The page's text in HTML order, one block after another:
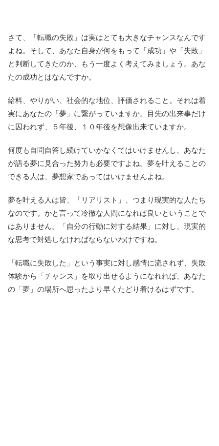
さて、「転職の失敗」は実はとても大きなチャンスなんです
よね。そして、あなた自身が何をもって「成功」や「失敗」
と判断してきたのか、もう一度よく考えてみましょう。あな
たの成功とはなんですか。
給料、やりがい、社会的な地位、評価されること。それは着
実にあなたの「夢」に繋がっていますか。目先の出来事だけ
に囚われず、５年後、１０年後を想像出来ていますか。
何度も自問自答し続けていかなくてはいけませんし、あなた
が語る夢に見合った努力も必要ですよね。夢を叶えることの
できる人は、夢想家であってはいけませんよね。
夢を叶える人は皆、「リアリスト」、つまり現実的な人たち
なのです。かと言って冷徹な人間になれば良いということで
はありません。「自分の行動に対する結果」に対し、現実的
な思考で対処しなければならないわけですね。
「転職に失敗した」という事実に対し感情に流されず、失敗
体験から「チャンス」を取り出せるようになれれば、あなた
の「夢」の場所へ思ったより早くたどり着けるはずです。